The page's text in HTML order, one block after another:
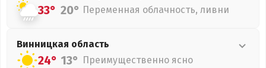
33° 20° Переменная облачность, ливни
Винницкая область
24° 13° Преимущественно ясно